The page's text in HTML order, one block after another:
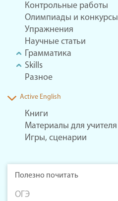
Контрольные работы
Олимпиады и конкурсы
Упражнения
Научные статьи
Грамматика
Skills
Разное
Active English
Книги
Материалы для учителя
Игры, сценарии
Полезно почитать
ОГЭ